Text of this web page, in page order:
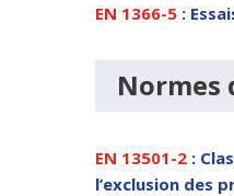
EN 1366-5 :
Normes
EN 13501-2 :
l’exclusion des